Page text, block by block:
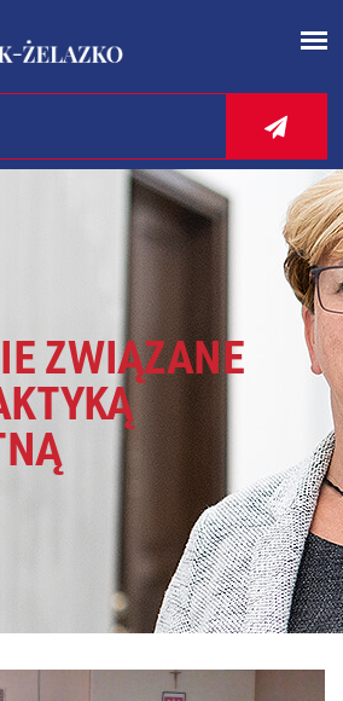
ZWIĄZANE